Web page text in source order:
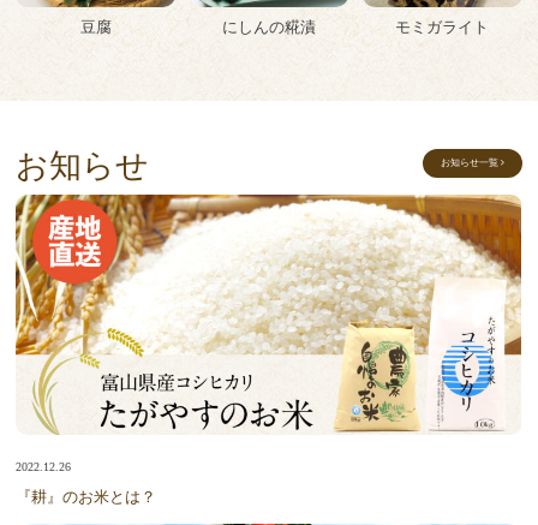
豆腐 にしんの糀漬 モミガライト
お知らせ お知らせ一覧
2022.12.26
『耕』のお米とは？